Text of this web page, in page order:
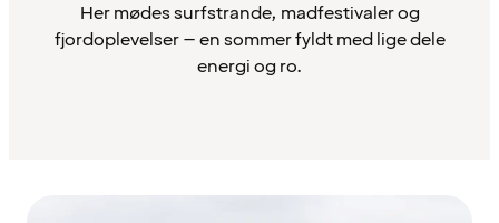
Her mødes surfstrande, madfestivaler og
fjordoplevelser – en sommer fyldt med lige dele
energi og ro.